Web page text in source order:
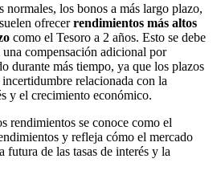
normales, los bonos a más largo plazo,
ofrecerrendimientos más altos
como el Tesoro a 2 años. Esto se debe
compensación adicional por
durante más tiempo, ya que los plazos
relacionada con la
y el crecimiento económico.
rendimientos se conoce como el
y refleja cómo el mercado
futura de las tasas de interés y la